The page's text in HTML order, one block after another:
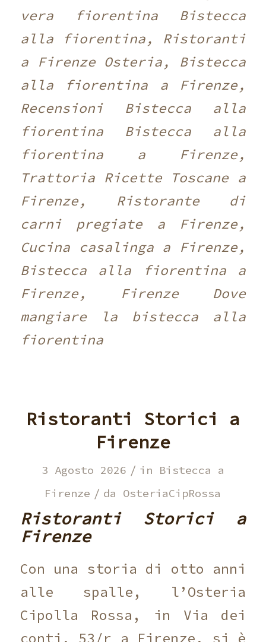
vera fiorentina Bistecca
alla fiorentina, Ristoranti
a Firenze Osteria, Bistecca
alla fiorentina a Firenze,
Recensioni Bistecca alla
fiorentina Bistecca alla
fiorentina a Firenze,
Trattoria Ricette Toscane a
Firenze, Ristorante di
carni pregiate a Firenze,
Cucina casalinga a Firenze,
Bistecca alla fiorentina a
Firenze, Firenze Dove
mangiare la bistecca alla
fiorentina
Ristoranti Storici a
Firenze
3 Agosto 2026 / in Bistecca a
Firenze / da OsteriaCipRossa
Ristoranti Storici a
Firenze
Con una storia di otto anni
alle spalle, l’Osteria
Cipolla Rossa, in Via dei
conti, 53/r a Firenze, si è